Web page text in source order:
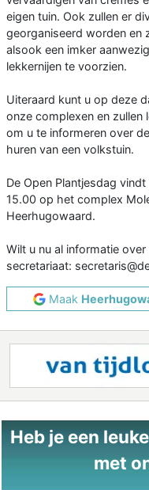
eigen tuin. Ook zullen er
georganiseerd worden en
alsook een imker
lekkernijen te voorzien.
Uiteraard kunt u op deze
onze complexen en zullen
om u te informeren over
huren van een volkstuin.
De Open Plantjesdag
15.00 op het complex
Heerhugowaard.
Wilt u nu al informatie
secretariaat:
Maak
Heb je een
met